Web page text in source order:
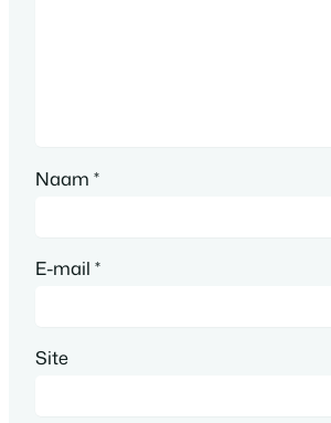
Naam *
E-mail *
Site